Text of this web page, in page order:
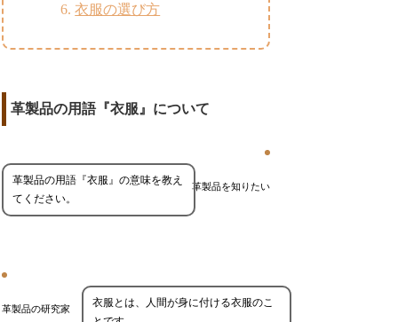
衣服の選び方
革製品の用語『衣服』について
革製品を知りたい
革製品の用語『衣服』の意味を教え
てください。
革製品の研究家
衣服とは、人間が身に付ける衣服のこ